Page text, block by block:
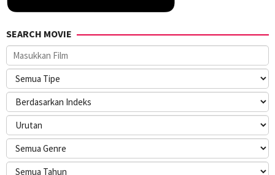
SEARCH MOVIE